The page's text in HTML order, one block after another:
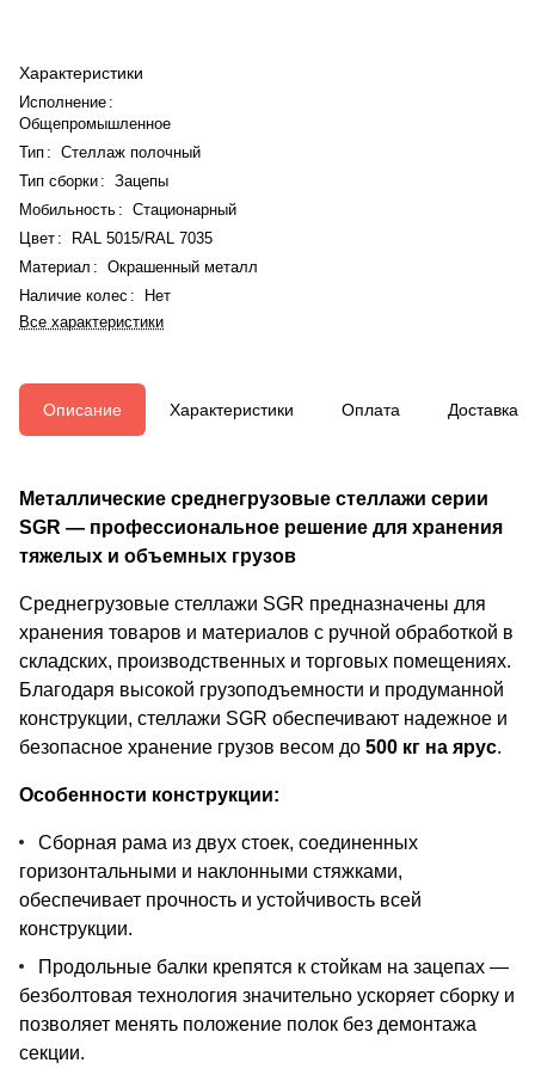
Характеристики
Исполнение :
Общепромышленное
Тип : Стеллаж полочный
Тип сборки: Зацепы
Мобильность : Стационарный
Цвет :
RAL 5015/RAL 7035
Материал : Окрашенный металл
Наличие колес :
Нет
Все характеристики
Описание Характеристики Оплата Доставка
Металлические среднегрузовые стеллажи серии
SGR — профессиональное решение для хранения
тяжелых и объемных грузов
Среднегрузовые стеллажи SGR предназначены для
хранения товаров и материалов с ручной обработкой в
складских, производственных и торговых помещениях.
Благодаря высокой грузоподъемности и продуманной
конструкции, стеллажи SGR обеспечивают надежное и
безопасное хранение грузов весом до 500 кг на ярус.
Особенности конструкции:
Сборная рама из двух стоек, соединенных
горизонтальными и наклонными стяжками,
обеспечивает прочность и устойчивость всей
конструкции.
Продольные балки крепятся к стойкам на зацепах —
безболтовая технология значительно ускоряет сборку и
позволяет менять положение полок без демонтажа
секции.